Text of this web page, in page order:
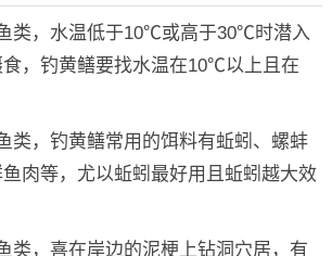
类，水温低于10℃或高于30℃时潜入
，钓黄鳝要找水温在10℃以上且在
类，钓黄鳝常用的饵料有蚯蚓、螺蚌
肉等，尤以蚯蚓最好用且蚯蚓越大效
类，喜在岸边的泥梗上钻洞穴居，有